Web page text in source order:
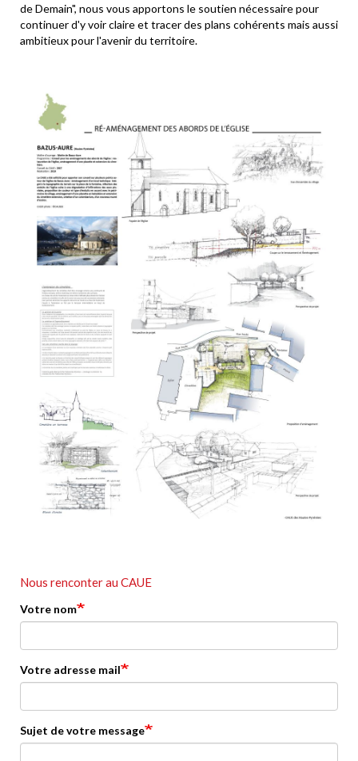
de Demain", nous vous apportons le soutien nécessaire pour
continuer d'y voir claire et tracer des plans cohérents mais aussi
ambitieux pour l'avenir du territoire.
Nous renconter au CAUE
Votre nom
Votre adresse mail
Sujet de votre message